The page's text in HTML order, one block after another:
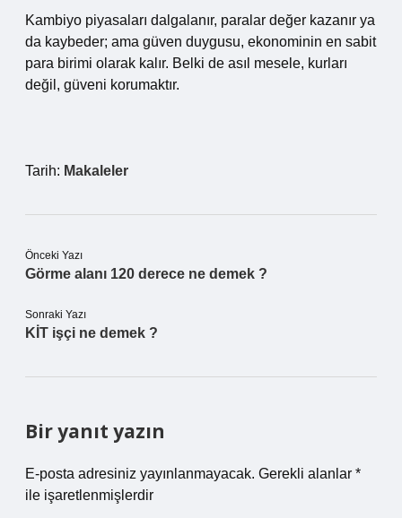
Kambiyo piyasaları dalgalanır, paralar değer kazanır ya
da kaybeder; ama güven duygusu, ekonominin en sabit
para birimi olarak kalır. Belki de asıl mesele, kurları
değil, güveni korumaktır.
Tarih: Makaleler
Önceki Yazı
Görme alanı 120 derece ne demek ?
Sonraki Yazı
KİT işçi ne demek ?
Bir yanıt yazın
E-posta adresiniz yayınlanmayacak. Gerekli alanlar *
ile işaretlenmişlerdir